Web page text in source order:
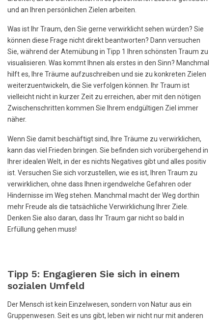
und an Ihren persönlichen Zielen arbeiten.
Was ist Ihr Traum, den Sie gerne verwirklicht sehen würden? Sie
können diese Frage nicht direkt beantworten? Dann versuchen
Sie, während der Atemübung in Tipp 1 Ihren schönsten Traum zu
visualisieren. Was kommt Ihnen als erstes in den Sinn? Manchmal
hilft es, Ihre Träume aufzuschreiben und sie zu konkreten Zielen
weiterzuentwickeln, die Sie verfolgen können. Ihr Traum ist
vielleicht nicht in kurzer Zeit zu erreichen, aber mit den nötigen
Zwischenschritten kommen Sie Ihrem endgültigen Ziel immer
näher.
Wenn Sie damit beschäftigt sind, Ihre Träume zu verwirklichen,
kann das viel Frieden bringen. Sie befinden sich vorübergehend in
Ihrer idealen Welt, in der es nichts Negatives gibt und alles positiv
ist. Versuchen Sie sich vorzustellen, wie es ist, Ihren Traum zu
verwirklichen, ohne dass Ihnen irgendwelche Gefahren oder
Hindernisse im Weg stehen. Manchmal macht der Weg dorthin
mehr Freude als die tatsächliche Verwirklichung Ihrer Ziele.
Denken Sie also daran, dass Ihr Traum gar nicht so bald in
Erfüllung gehen muss!
Tipp 5: Engagieren Sie sich in einem
sozialen Umfeld
Der Mensch ist kein Einzelwesen, sondern von Natur aus ein
Gruppenwesen. Seit es uns gibt, leben wir nicht nur mit anderen